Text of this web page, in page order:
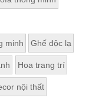
minh Ghế độc lạ
Hoa trang trí
nội thất